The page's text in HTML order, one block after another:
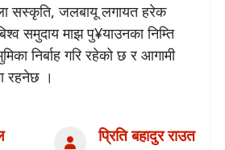
सस्कृति, जलबायू लगायत हरेक
समुदाय माझ पु¥याउनका निम्ति
निर्बाह गरि रहेको छ र आगामी
रहनेछ ।
प्रिति बहादुर राउत